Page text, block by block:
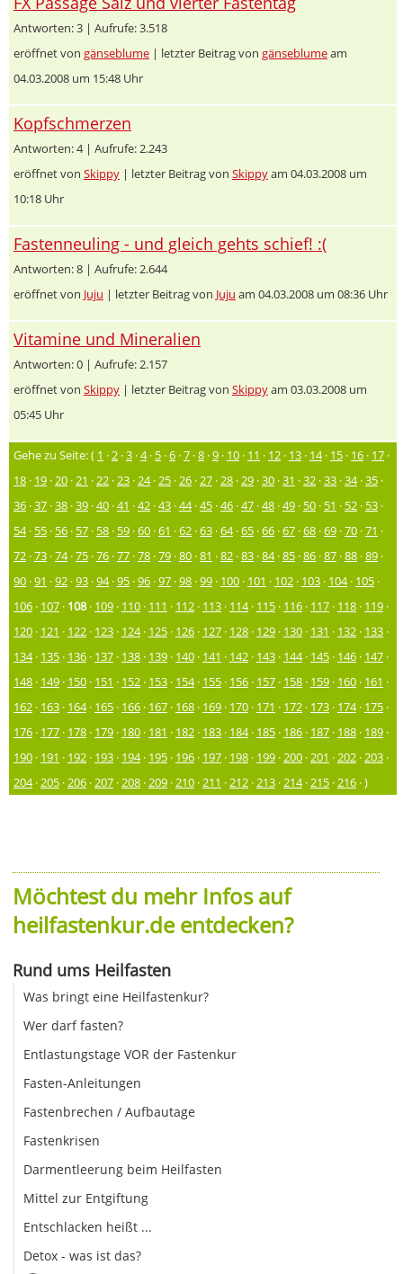
Antworten: 3 | Aufrufe: 3.518
eröffnet von gänseblume | letzter Beitrag von gänseblumeam
04.03.2008 um 15:48 Uhr
Kopfschmerzen
Antworten: 4 | Aufrufe: 2.243
eröffnet von Skippy | letzter Beitrag von Skippyam 04.03.2008 um
10:18 Uhr
Fastenneuling - und gleich gehts schief! :(
Antworten: 8 | Aufrufe: 2.644
eröffnet von Juju | letzter Beitrag von Juju am 04.03.2008 um 08:36 Uhr
Vitamine und Mineralien
Antworten: 0 | Aufrufe: 2.157
eröffnet von Skippy | letzter Beitrag von Skippyam 03.03.2008 um
05:45 Uhr
Gehe zu Seite: ( 1 ·2 ·3 ·4· 5 ·6 ·7 ·8 ·9 · 10 · 11 · 12 · 13 · 14· 15 · 16 · 17 ·
18 · 19 ·20 ·21 ·22 ·23 ·24·25 ·26 ·27 ·28 ·29 ·30 ·31 ·32 ·33 ·34·35 ·
36 ·37 ·38 ·39 ·40 ·41 ·42 ·43 ·44·45 ·46 ·47 ·48 ·49 · 50 · 51 · 52 · 53 ·
54· 55 · 56 · 57 · 58 · 59 ·60 ·61 ·62 ·63 ·64·65 ·66 ·67 ·68 ·69 ·70 ·71 ·
72 ·73 ·74·75 ·76 ·77 ·78 ·79 ·80 ·81 ·82 ·83 ·84·85 ·86 ·87 ·88 ·89 ·
90 ·91 ·92 ·93 ·94·95 ·96 ·97 ·98 ·99 · 100 · 101 · 102 · 103 · 104· 105 ·
106 · 107 · 108· 109 · 110 · 111 · 112 · 113 · 114· 115 · 116 · 117 · 118 · 119 ·
120 · 121 · 122 · 123 · 124· 125 · 126 · 127 · 128 · 129 · 130 · 131 · 132 · 133 ·
134· 135 · 136 · 137 · 138 · 139 · 140 · 141 · 142 · 143 · 144· 145 · 146 · 147 ·
148 · 149 · 150 · 151 · 152 · 153 · 154· 155 · 156 · 157 · 158 · 159 · 160 · 161 ·
162 · 163 · 164· 165 · 166 · 167 · 168 · 169 · 170 · 171 · 172 · 173 · 174· 175 ·
176 · 177 · 178 · 179 · 180 · 181 · 182 · 183 · 184· 185 · 186 · 187 · 188 · 189 ·
190 · 191 · 192 · 193 · 194· 195 · 196 · 197 · 198 · 199 ·200 ·201 ·202 ·203 ·
204·205 ·206 ·207 ·208 ·209 ·210 ·211 ·212 ·213 ·214·215 ·216 · )
Möchtest du mehr Infos auf
heilfastenkur.de entdecken?
Rund ums Heilfasten
Was bringt eine Heilfastenkur?
Wer darf fasten?
Entlastungstage VOR der Fastenkur
Fasten-Anleitungen
Fastenbrechen / Aufbautage
Fastenkrisen
Darmentleerung beim Heilfasten
Mittel zur Entgiftung
Entschlacken heißt ...
Detox - was ist das?